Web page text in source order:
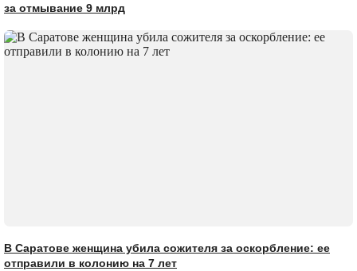
за отмывание 9 млрд
В Саратове женщина убила сожителя за оскорбление: ее
отправили в колонию на 7 лет